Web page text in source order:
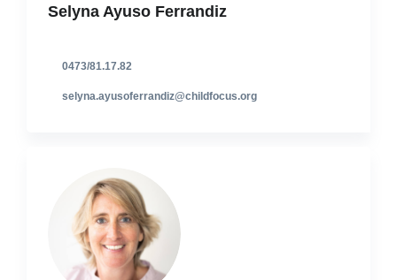
Selyna Ayuso Ferrandiz
0473/81.17.82
selyna.ayusoferrandiz@childfocus.org